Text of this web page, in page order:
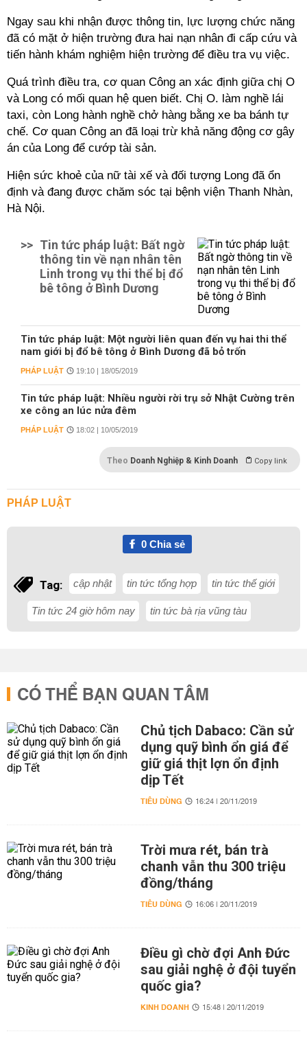
Ngay sau khi nhận được thông tin, lực lượng chức năng
đã có mặt ở hiện trường đưa hai nạn nhân đi cấp cứu và
tiến hành khám nghiệm hiện trường để điều tra vụ việc.
Quá trình điều tra, cơ quan Công an xác định giữa chị O
và Long có mối quan hệ quen biết. Chị O. làm nghề lái
taxi, còn Long hành nghề chở hàng bằng xe ba bánh tự
chế. Cơ quan Công an đã loại trừ khả năng động cơ gây
án của Long để cướp tài sản.
Hiện sức khoẻ của nữ tài xế và đối tượng Long đã ổn
định và đang được chăm sóc tại bệnh viện Thanh Nhàn,
Hà Nội.
>> Tin tức pháp luật: Bất ngờ
thông tin về nạn nhân tên
Linh trong vụ thi thể bị đổ
bê tông ở Bình Dương
Tin tức pháp luật: Một người liên quan đến vụ hai thi thể
nam giới bị đổ bê tông ở Bình Dương đã bỏ trốn
PHÁP LUẬT 19:10 | 18/05/2019
Tin tức pháp luật: Nhiều người rời trụ sở Nhật Cường trên
xe công an lúc nửa đêm
PHÁP LUẬT 18:02 | 10/05/2019
Theo Doanh Nghiệp & Kinh Doanh Copy link
PHÁP LUẬT
0Chia sẻ
Tag: cập nhật tin tức tổng hợp tin tức thế giới
Tin tức 24 giờ hôm nay tin tức bà rịa vũng tàu
CÓ THỂ BẠN QUAN TÂM
Chủ tịch Dabaco: Cần sử
dụng quỹ bình ổn giá để
giữ giá thịt lợn ổn định
dịp Tết
TIÊU DÙNG 16:24 | 20/11/2019
Trời mưa rét, bán trà
chanh vẫn thu 300 triệu
đồng/tháng
TIÊU DÙNG 16:06 | 20/11/2019
Điều gì chờ đợi Anh Đức
sau giải nghệ ở đội tuyển
quốc gia?
KINH DOANH 15:48 | 20/11/2019